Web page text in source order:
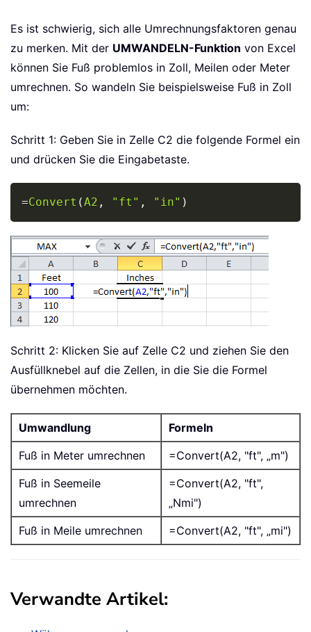
Es ist schwierig, sich alle Umrechnungsfaktoren genau
zu merken. Mit der UMWANDELN-Funktion von Excel
können Sie Fuß problemlos in Zoll, Meilen oder Meter
umrechnen. So wandeln Sie beispielsweise Fuß in Zoll
um:
Schritt 1: Geben Sie in Zelle C2 die folgende Formel ein
und drücken Sie die Eingabetaste.
=Convert (A2 , "ft" , "in" )
Schritt 2: Klicken Sie auf Zelle C2 und ziehen Sie den
Ausfüllknebel auf die Zellen, in die Sie die Formel
übernehmen möchten.
Umwandlung
Formeln
Fuß in Meter umrechnen
=Convert(A2, "ft", „m")
Fuß in Seemeile
umrechnen
=Convert(A2, "ft",
„Nmi")
Fuß in Meile umrechnen
=Convert(A2, "ft", „mi")
Verwandte Artikel: